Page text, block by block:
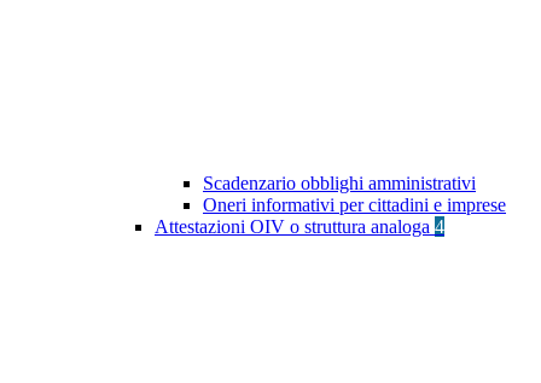
Scadenzario obblighi amministrativi
Oneri informativi per cittadini e imprese
Attestazioni OIV o struttura analoga 4